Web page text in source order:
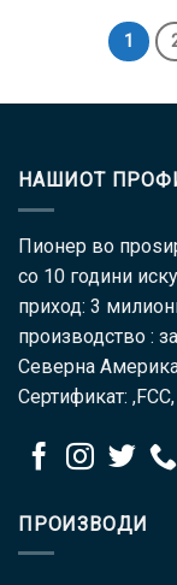
1
НАШИОТ
Пионер во
со 10 години
приход: 3
производство :
Северна
Сертификат:
ПРОИЗВОДИ